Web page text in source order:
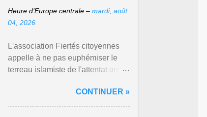
Heure d’Europe centrale – mardi, août
04, 2026
L'association Fiertés citoyennes
appelle à ne pas euphémiser le
terreau islamiste de l'attentat anti-
de Berlin ... Afficher l'article ...
CONTINUER »